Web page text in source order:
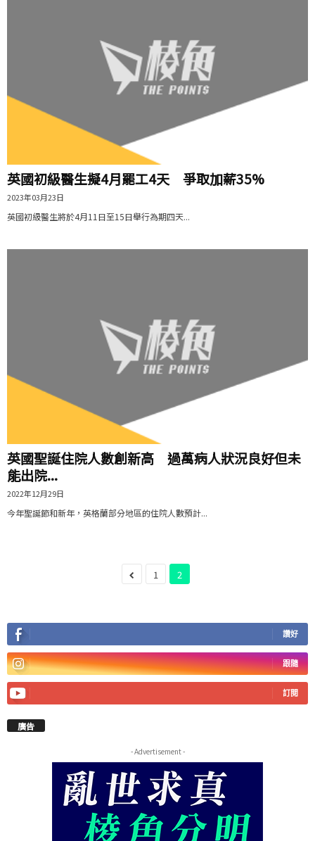
英國初級醫生擬4月罷工4天 爭取加薪35%
2023年03月23日
英國初級醫生將於4月11日至15日舉行為期四天...
英國聖誕住院人數創新高 過萬病人狀況良好但未
能出院...
2022年12月29日
今年聖誕節和新年，英格蘭部分地區的住院人數預計...
1 2
讚好
跟隨
訂閱
廣告
- Advertisement -